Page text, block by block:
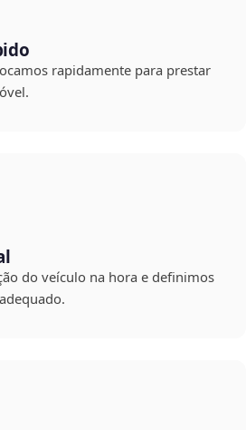
rapidamente para prestar
do veículo na hora e definimos